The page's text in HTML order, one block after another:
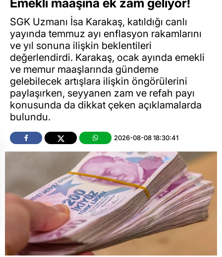
SGK Uzmanı İsa Karakaş, katıldığı canlı
yayında temmuz ayı enflasyon rakamlarını
ve yıl sonuna ilişkin beklentileri
değerlendirdi. Karakaş, ocak ayında emekli
ve memur maaşlarında gündeme
gelebilecek artışlara ilişkin öngörülerini
paylaşırken, seyyanen zam ve refah payı
konusunda da dikkat çeken açıklamalarda
bulundu.
2026-08-08 18:30:41